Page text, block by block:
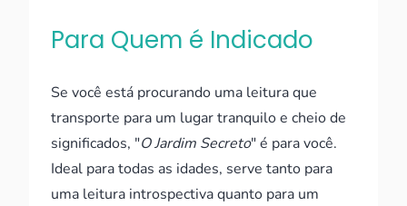
Para Quem é Indicado
Se você está procurando uma leitura que
transporte para um lugar tranquilo e cheio de
significados, "O Jardim Secreto" é para você.
Ideal para todas as idades, serve tanto para
uma leitura introspectiva quanto para um